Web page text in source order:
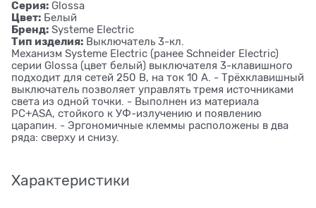
Серия: Glossa
Цвет: Белый
Бренд: Systeme Electric
Тип изделия: Выключатель 3-кл.
Механизм Systeme Electric (ранее Schneider Electric)
серии Glossa (цвет белый) выключателя 3-клавишного
подходит для сетей 250 В, на ток 10 А. - Трёхклавишный
выключатель позволяет управлять тремя источниками
света из одной точки. - Выполнен из материала
PС+ASA, стойкого к УФ-излучению и появлению
царапин. - Эргономичные клеммы расположены в два
ряда: сверху и снизу.
Характеристики